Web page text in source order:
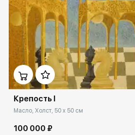
Домен:
Крепость I
Масло, Холст, 50 x 50 см
100 000 ₽